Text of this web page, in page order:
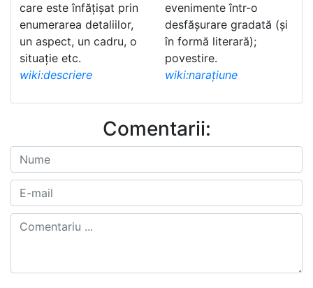
care este înfățișat prin
enumerarea detaliilor,
un aspect, un cadru, o
situație etc.
wiki:descriere
evenimente într-o
desfășurare gradată (și
în formă literară);
povestire.
wiki:narațiune
Comentarii: